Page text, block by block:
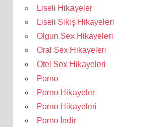
Liseli Hikayeler
Liseli Sikiş Hikayeleri
Olgun Sex Hikayeleri
Oral Sex Hikayeleri
Otel Sex Hikayeleri
Porno
Porno Hikayeler
Porno Hikayeleri
Porno İndir